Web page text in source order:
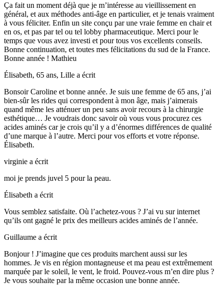
Ça fait un moment déjà que je m’intéresse au vieillissement en
général, et aux méthodes anti-âge en particulier, et je tenais vraiment
à vous féliciter. Enfin un site conçu par une vraie femme en chair et
en os, et pas par tel ou tel lobby pharmaceutique. Merci pour le
temps que vous avez investi et pour tous vos excellents conseils.
Bonne continuation, et toutes mes félicitations du sud de la France.
Bonne année ! Mathieu
Élisabeth, 65 ans, Lille a écrit
Bonsoir Caroline et bonne année. Je suis une femme de 65 ans, j’ai
bien-sûr les rides qui correspondent à mon âge, mais j’aimerais
quand même les atténuer un peu sans avoir recours à la chirurgie
esthétique… Je voudrais donc savoir où vous vous procurez ces
acides aminés car je crois qu’il y a d’énormes différences de qualité
d’une marque à l’autre. Merci pour vos efforts et votre réponse.
Élisabeth.
virginie a écrit
moi je prends juvel 5 pour la peau.
Élisabeth a écrit
Vous semblez satisfaite. Où l’achetez-vous ? J’ai vu sur internet
qu’ils ont gagné le prix des meilleurs acides aminés de l’année.
Guillaume a écrit
Bonjour ! J’imagine que ces produits marchent aussi sur les
hommes. Je vis en région montagneuse et ma peau est extrêmement
marquée par le soleil, le vent, le froid. Pouvez-vous m’en dire plus ?
Je vous souhaite par la même occasion une bonne année.